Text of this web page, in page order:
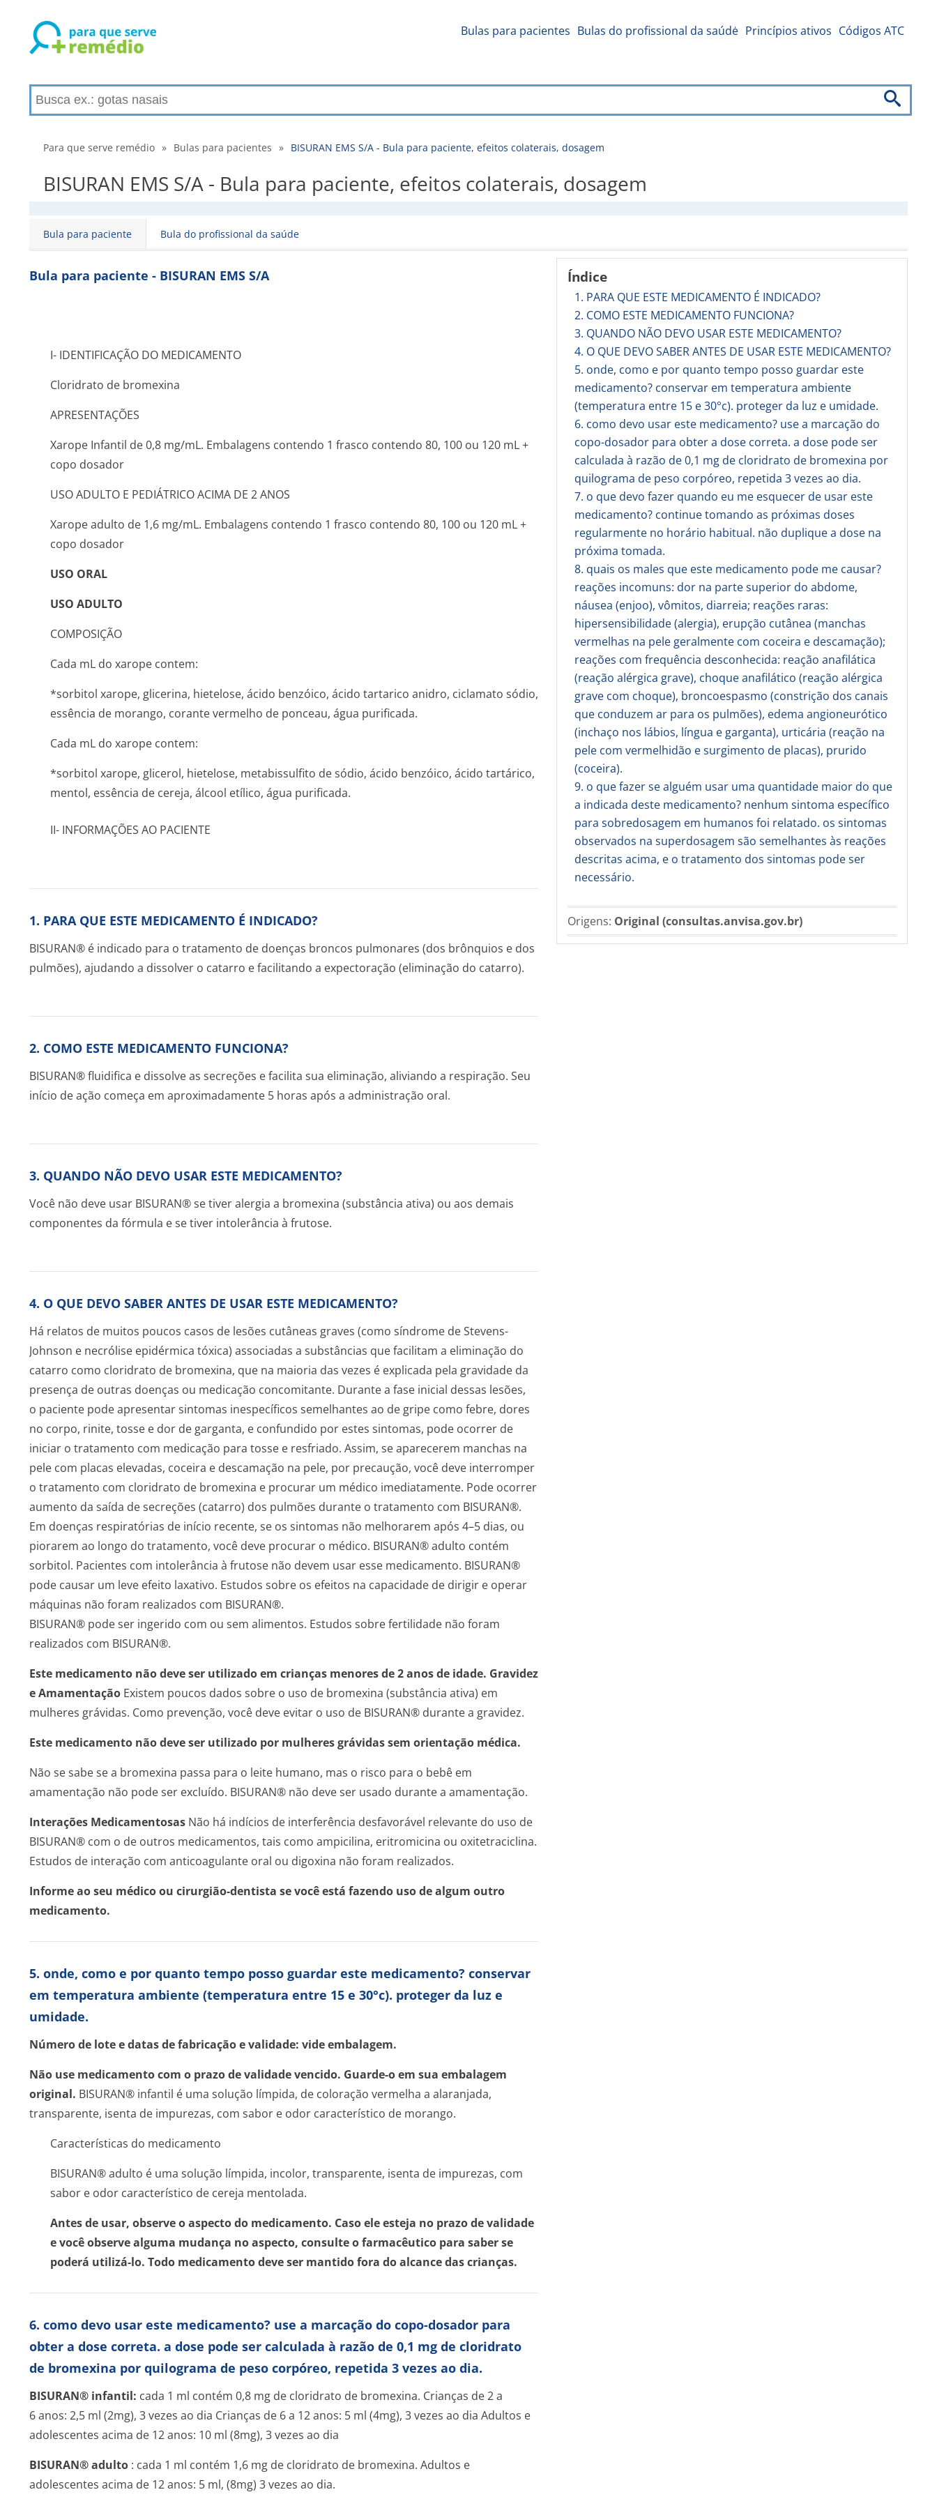
Bulas para pacientes Bulas do profissional da saúdė Princípios ativos Códigos ATC
Para que serve remédio » Bulas para pacientes » BISURAN EMS S/A - Bula para paciente, efeitos colaterais, dosagem
BISURAN EMS S/A - Bula para paciente, efeitos colaterais, dosagem
Bula para paciente Bula do profissional da saúde
Índice
1. PARA QUE ESTE MEDICAMENTO É INDICADO?
2. COMO ESTE MEDICAMENTO FUNCIONA?
3. QUANDO NÃO DEVO USAR ESTE MEDICAMENTO?
4. O QUE DEVO SABER ANTES DE USAR ESTE MEDICAMENTO?
5. onde, como e por quanto tempo posso guardar este
medicamento? conservar em temperatura ambiente
(temperatura entre 15 e 30°c). proteger da luz e umidade.
6. como devo usar este medicamento? use a marcação do
copo-dosador para obter a dose correta. a dose pode ser
calculada à razão de 0,1 mg de cloridrato de bromexina por
quilograma de peso corpóreo, repetida 3 vezes ao dia.
7. o que devo fazer quando eu me esquecer de usar este
medicamento? continue tomando as próximas doses
regularmente no horário habitual. não duplique a dose na
próxima tomada.
8. quais os males que este medicamento pode me causar?
reações incomuns: dor na parte superior do abdome,
náusea (enjoo), vômitos, diarreia; reações raras:
hipersensibilidade (alergia), erupção cutânea (manchas
vermelhas na pele geralmente com coceira e descamação);
reações com frequência desconhecida: reação anafilática
(reação alérgica grave), choque anafilático (reação alérgica
grave com choque), broncoespasmo (constrição dos canais
que conduzem ar para os pulmões), edema angioneurótico
(inchaço nos lábios, língua e garganta), urticária (reação na
pele com vermelhidão e surgimento de placas), prurido
(coceira).
9. o que fazer se alguém usar uma quantidade maior do que
a indicada deste medicamento? nenhum sintoma específico
para sobredosagem em humanos foi relatado. os sintomas
observados na superdosagem são semelhantes às reações
descritas acima, e o tratamento dos sintomas pode ser
necessário.
Origens: Original (consultas.anvisa.gov.br)
Bula para paciente - BISURAN EMS S/A
I- IDENTIFICAÇÃO DO MEDICAMENTO
Cloridrato de bromexina
APRESENTAÇÕES
Xarope Infantil de 0,8 mg/mL. Embalagens contendo 1 frasco contendo 80, 100 ou 120 mL +
copo dosador
USO ADULTO E PEDIÁTRICO ACIMA DE 2 ANOS
Xarope adulto de 1,6 mg/mL. Embalagens contendo 1 frasco contendo 80, 100 ou 120 mL +
copo dosador
USO ORAL
USO ADULTO
COMPOSIÇÃO
Cada mL do xarope contem:
*sorbitol xarope, glicerina, hietelose, ácido benzóico, ácido tartarico anidro, ciclamato sódio,
essência de morango, corante vermelho de ponceau, água purificada.
Cada mL do xarope contem:
*sorbitol xarope, glicerol, hietelose, metabissulfito de sódio, ácido benzóico, ácido tartárico,
mentol, essência de cereja, álcool etílico, água purificada.
II- INFORMAÇÕES AO PACIENTE
1. PARA QUE ESTE MEDICAMENTO É INDICADO?
BISURAN® é indicado para o tratamento de doenças broncos pulmonares (dos brônquios e dos
pulmões), ajudando a dissolver o catarro e facilitando a expectoração (eliminação do catarro).
2. COMO ESTE MEDICAMENTO FUNCIONA?
BISURAN® fluidifica e dissolve as secreções e facilita sua eliminação, aliviando a respiração. Seu
início de ação começa em aproximadamente 5 horas após a administração oral.
3. QUANDO NÃO DEVO USAR ESTE MEDICAMENTO?
Você não deve usar BISURAN® se tiver alergia a bromexina (substância ativa) ou aos demais
componentes da fórmula e se tiver intolerância à frutose.
4. O QUE DEVO SABER ANTES DE USAR ESTE MEDICAMENTO?
Há relatos de muitos poucos casos de lesões cutâneas graves (como síndrome de Stevens-
Johnson e necrólise epidérmica tóxica) associadas a substâncias que facilitam a eliminação do
catarro como cloridrato de bromexina, que na maioria das vezes é explicada pela gravidade da
presença de outras doenças ou medicação concomitante. Durante a fase inicial dessas lesões,
o paciente pode apresentar sintomas inespecíficos semelhantes ao de gripe como febre, dores
no corpo, rinite, tosse e dor de garganta, e confundido por estes sintomas, pode ocorrer de
iniciar o tratamento com medicação para tosse e resfriado. Assim, se aparecerem manchas na
pele com placas elevadas, coceira e descamação na pele, por precaução, você deve interromper
o tratamento com cloridrato de bromexina e procurar um médico imediatamente. Pode ocorrer
aumento da saída de secreções (catarro) dos pulmões durante o tratamento com BISURAN®.
Em doenças respiratórias de início recente, se os sintomas não melhorarem após 4–5 dias, ou
piorarem ao longo do tratamento, você deve procurar o médico. BISURAN® adulto contém
sorbitol. Pacientes com intolerância à frutose não devem usar esse medicamento. BISURAN®
pode causar um leve efeito laxativo. Estudos sobre os efeitos na capacidade de dirigir e operar
máquinas não foram realizados com BISURAN®.
BISURAN® pode ser ingerido com ou sem alimentos. Estudos sobre fertilidade não foram
realizados com BISURAN®.
Este medicamento não deve ser utilizado em crianças menores de 2 anos de idade. Gravidez
e Amamentação Existem poucos dados sobre o uso de bromexina (substância ativa) em
mulheres grávidas. Como prevenção, você deve evitar o uso de BISURAN® durante a gravidez.
Este medicamento não deve ser utilizado por mulheres grávidas sem orientação médica.
Não se sabe se a bromexina passa para o leite humano, mas o risco para o bebê em
amamentação não pode ser excluído. BISURAN® não deve ser usado durante a amamentação.
Interações Medicamentosas Não há indícios de interferência desfavorável relevante do uso de
BISURAN® com o de outros medicamentos, tais como ampicilina, eritromicina ou oxitetraciclina.
Estudos de interação com anticoagulante oral ou digoxina não foram realizados.
Informe ao seu médico ou cirurgião-dentista se você está fazendo uso de algum outro
medicamento.
5. onde, como e por quanto tempo posso guardar este medicamento? conservar
em temperatura ambiente (temperatura entre 15 e 30°c). proteger da luz e
umidade.
Número de lote e datas de fabricação e validade: vide embalagem.
Não use medicamento com o prazo de validade vencido. Guarde-o em sua embalagem
original. BISURAN® infantil é uma solução límpida, de coloração vermelha a alaranjada,
transparente, isenta de impurezas, com sabor e odor característico de morango.
Características do medicamento
BISURAN® adulto é uma solução límpida, incolor, transparente, isenta de impurezas, com
sabor e odor característico de cereja mentolada.
Antes de usar, observe o aspecto do medicamento. Caso ele esteja no prazo de validade
e você observe alguma mudança no aspecto, consulte o farmacêutico para saber se
poderá utilizá-lo. Todo medicamento deve ser mantido fora do alcance das crianças.
6. como devo usar este medicamento? use a marcação do copo-dosador para
obter a dose correta. a dose pode ser calculada à razão de 0,1 mg de cloridrato
de bromexina por quilograma de peso corpóreo, repetida 3 vezes ao dia.
BISURAN® infantil: cada 1 ml contém 0,8 mg de cloridrato de bromexina. Crianças de 2 a
6 anos: 2,5 ml (2mg), 3 vezes ao dia Crianças de 6 a 12 anos: 5 ml (4mg), 3 vezes ao dia Adultos e
adolescentes acima de 12 anos: 10 ml (8mg), 3 vezes ao dia
BISURAN® adulto : cada 1 ml contém 1,6 mg de cloridrato de bromexina. Adultos e
adolescentes acima de 12 anos: 5 ml, (8mg) 3 vezes ao dia.